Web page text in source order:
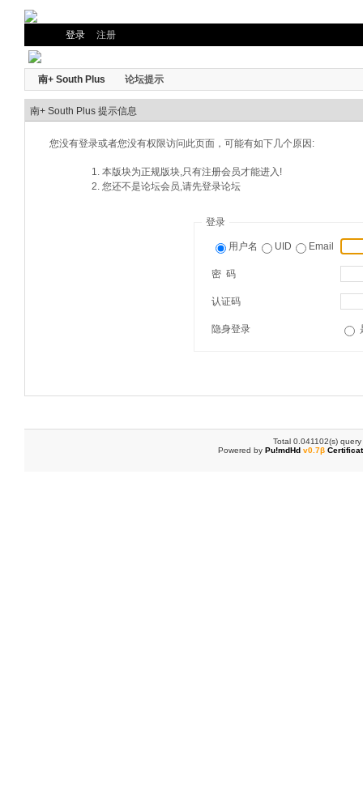
登录 注册
南+ South Plus 论坛提示
南+ South Plus 提示信息
您没有登录或者您没有权限访问此页面，可能有如下几个原因:
本版块为正规版块,只有注册会员才能进入!
您还不是论坛会员,请先登录论坛
登录
用户名 UID Email
密 码
认证码
隐身登录
Total 0.041102(s)
Powered by Pu!mdHd v0.7β